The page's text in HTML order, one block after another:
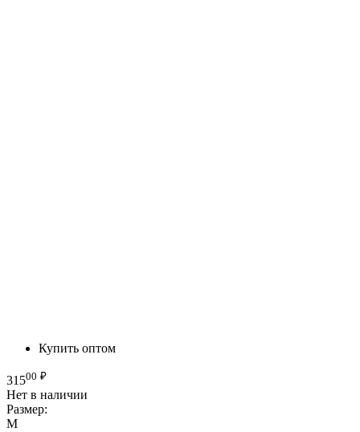
Купить оптом
31500 ₽
Нет в наличии
Размер:
M